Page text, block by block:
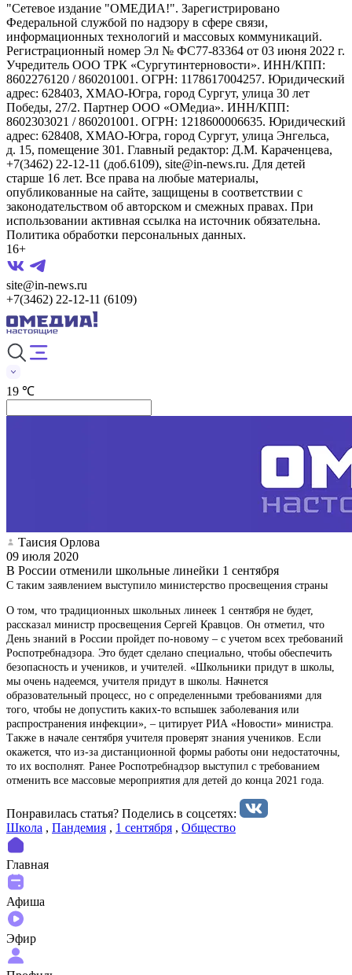
"Сетевое издание "ОМЕДИА!". Зарегистрировано
Федеральной службой по надзору в сфере связи,
информационных технологий и массовых коммуникаций.
Регистрационный номер Эл № ФС77-83364 от 03 июня 2022 г.
Учредитель ООО ТРК «Сургутинтерновости». ИНН/КПП:
8602276120 / 860201001. ОГРН: 1178617004257. Юридический
адрес: 628403, ХМАО-Югра, город Сургут, улица 30 лет
Победы, 27/2. Партнер ООО «ОМедиа». ИНН/КПП:
8602303021 / 860201001. ОГРН: 1218600006635. Юридический
адрес: 628408, ХМАО-Югра, город Сургут, улица Энгельса,
д. 15, помещение 301. Главный редактор: Д.М. Караченцева,
+7(3462) 22-12-11 (доб.6109), site@in-news.ru. Для детей
старше 16 лет. Все права на любые материалы,
опубликованные на сайте, защищены в соответствии с
законодательством об авторском и смежных правах. При
использовании активная ссылка на источник обязательна.
Политика обработки персональных данных.
16+
site@in-news.ru
+7(3462) 22-12-11 (6109)
19 ℃
Таисия Орлова
09 июля 2020
В России отменили школьные линейки 1 сентября
С таким заявлением выступило министерство просвещения страны
О том, что традиционных школьных линеек 1 сентября не будет,
рассказал министр просвещения Сергей Кравцов. Он отметил, что
День знаний в России пройдет по-новому – с учетом всех требований
Роспотребнадзора. Это будет сделано специально, чтобы обеспечить
безопасность и учеников, и учителей. «Школьники придут в школы,
мы очень надеемся, учителя придут в школы. Начнется
образовательный процесс, но с определенными требованиями для
того, чтобы не допустить каких-то вспышек заболевания или
распространения инфекции», – цитирует РИА «Новости» министра.
Также в начале сентября учителя проверят знания учеников. Если
окажется, что из-за дистанционной формы работы они недостаточны,
то их восполнят. Ранее Роспотребнадзор выступил с требованием
отменить все массовые мероприятия для детей до конца 2021 года.
Понравилась статья? Поделиcь в соцсетях:
Школа , Пандемия , 1 сентября , Общество
Главная
Афиша
Эфир